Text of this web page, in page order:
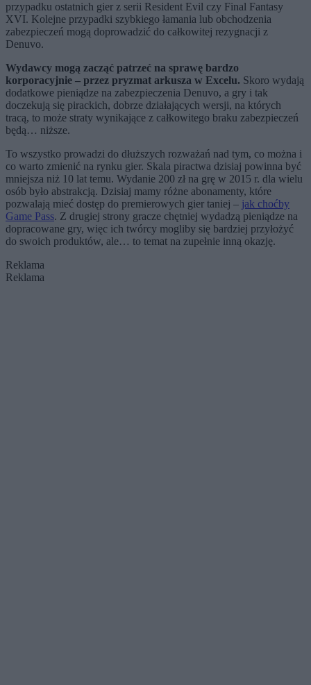
przypadku ostatnich gier z serii Resident Evil czy Final Fantasy
XVI. Kolejne przypadki szybkiego łamania lub obchodzenia
zabezpieczeń mogą doprowadzić do całkowitej rezygnacji z
Denuvo.
Wydawcy mogą zacząć patrzeć na sprawę bardzo
korporacyjnie – przez pryzmat arkusza w Excelu. Skoro wydają
dodatkowe pieniądze na zabezpieczenia Denuvo, a gry i tak
doczekują się pirackich, dobrze działających wersji, na których
tracą, to może straty wynikające z całkowitego braku zabezpieczeń
będą… niższe.
To wszystko prowadzi do dłuższych rozważań nad tym, co można i
co warto zmienić na rynku gier. Skala piractwa dzisiaj powinna być
mniejsza niż 10 lat temu. Wydanie 200 zł na grę w 2015 r. dla wielu
osób było abstrakcją. Dzisiaj mamy różne abonamenty, które
pozwalają mieć dostęp do premierowych gier taniej – jak choćby
Game Pass. Z drugiej strony gracze chętniej wydadzą pieniądze na
dopracowane gry, więc ich twórcy mogliby się bardziej przyłożyć
do swoich produktów, ale… to temat na zupełnie inną okazję.
Reklama
Reklama